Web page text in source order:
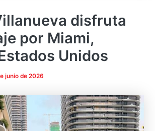
disfruta
por Miami,
Unidos
junio de 2026